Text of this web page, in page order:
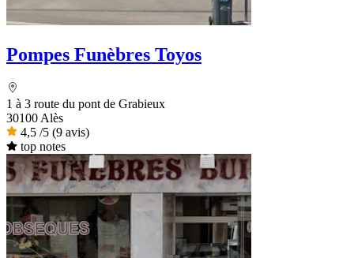
Pompes Funèbres Toyos
1 à 3 route du pont de Grabieux
30100 Alès
4,5 /5 (9 avis)
top notes